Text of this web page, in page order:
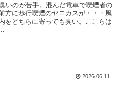
いのが苦手。混んだ電車で喫煙者の
方に歩行喫煙のヤニカスが・・・風
をどちらに寄っても臭い。ここらは
2026.06.11